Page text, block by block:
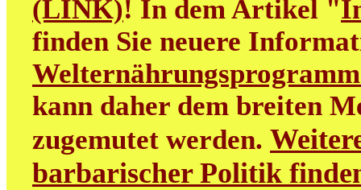
(LINK)! In dem Artikel "
finden Sie neuere
kann daher dem breiten
zugemutet werden.
barbarischer Politik